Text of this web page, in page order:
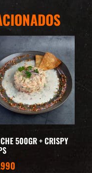
500GR + CRISPY